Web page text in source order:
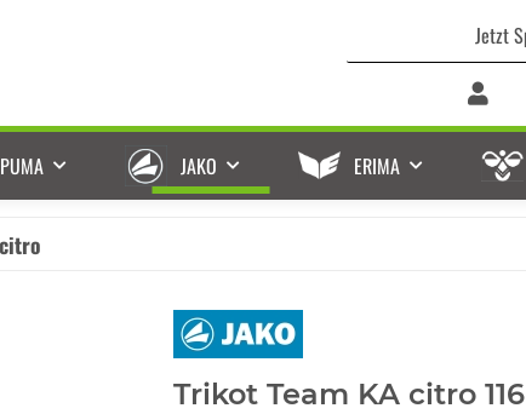
PUMA JAKO ERIMA
Trikot Team KA citro 116